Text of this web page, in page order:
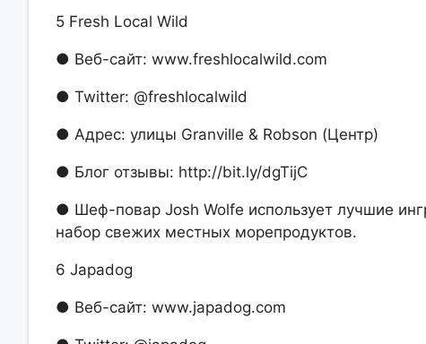
5 Fresh Local Wild
● Веб-сайт: www.freshlocalwild.com
● Twitter: @freshlocalwild
● Адрес: улицы Granville & Robson (Центр)
● Блог отзывы: http://bit.ly/dgTijC
● Шеф-повар Josh Wolfe использует лучшие
набор свежих местных морепродуктов.
6 Japadog
● Веб-сайт: www.japadog.com